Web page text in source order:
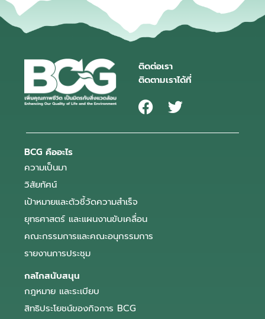
ติดต่อเรา
ติดตามเราได้ที่
BCG คืออะไร
ความเป็นมา
วิสัยทัศน์
เป้าหมายและตัวชี้วัดความสำเร็จ
ยุทธศาสตร์ และแผนงานขับเคลื่อน
คณะกรรมการและคณะอนุกรรมการ
รายงานการประชุม
กลไกสนับสนุน
กฎหมาย และระเบียบ
สิทธิประโยชน์ของกิจการ BCG